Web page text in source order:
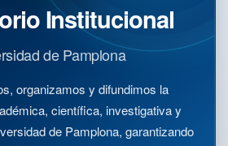
Institucional
de Pamplona
organizamos y difundimos la
científica, investigativa y
de Pamplona, garantizando